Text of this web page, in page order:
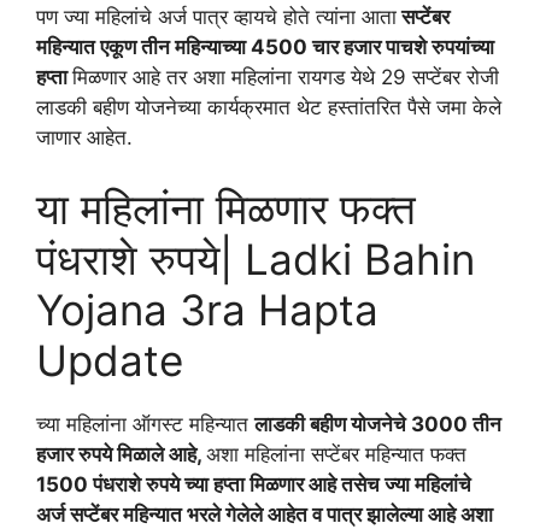
पण ज्या महिलांचे अर्ज पात्र व्हायचे होते त्यांना आतासप्टेंबर
महिन्यात एकूण तीन महिन्याच्या 4500 चार हजार पाचशे रुपयांच्या
हप्तामिळणार आहे तर अशा महिलांना रायगड येथे 29 सप्टेंबर रोजी
लाडकी बहीण योजनेच्या कार्यक्रमात थेट हस्तांतरित पैसे जमा केले
जाणार आहेत.
या महिलांना मिळणार फक्त
पंधराशे रुपये| Ladki Bahin
Yojana 3ra Hapta
Update
च्या महिलांना ऑगस्ट महिन्यातलाडकी बहीण योजनेचे 3000 तीन
हजार रुपये मिळाले आहे, अशा महिलांना सप्टेंबर महिन्यात फक्त
1500 पंधराशे रुपये च्या हप्ता मिळणार आहे तसेच ज्या महिलांचे
अर्ज सप्टेंबर महिन्यात भरले गेलेले आहेत व पात्र झालेल्या आहे अशा